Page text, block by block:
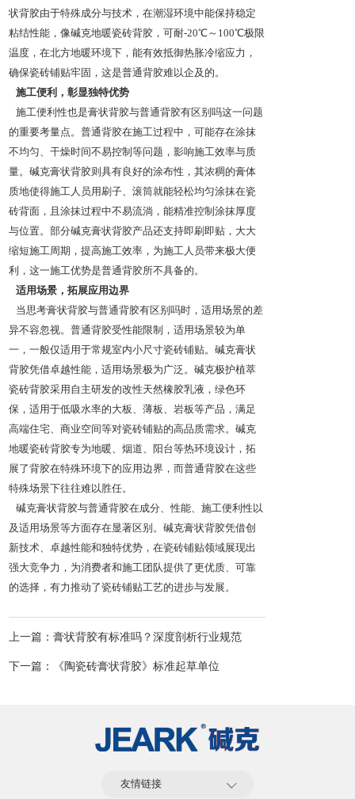
状背胶由于特殊成分与技术，在潮湿环境中能保持稳定
粘结性能，像碱克地暖瓷砖背胶，可耐-20℃～100℃极限
温度，在北方地暖环境下，能有效抵御热胀冷缩应力，
确保瓷砖铺贴牢固，这是普通背胶难以企及的。​
施工便利，彰显独特优势​
施工便利性也是膏状背胶与普通背胶有区别吗这一问题
的重要考量点。普通背胶在施工过程中，可能存在涂抹
不均匀、干燥时间不易控制等问题，影响施工效率与质
量。碱克膏状背胶则具有良好的涂布性，其浓稠的膏体
质地使得施工人员用刷子、滚筒就能轻松均匀涂抹在瓷
砖背面，且涂抹过程中不易流淌，能精准控制涂抹厚度
与位置。部分碱克膏状背胶产品还支持即刷即贴，大大
缩短施工周期，提高施工效率，为施工人员带来极大便
利，这一施工优势是普通背胶所不具备的。​
适用场景，拓展应用边界​
当思考膏状背胶与普通背胶有区别吗时，适用场景的差
异不容忽视。普通背胶受性能限制，适用场景较为单
一，一般仅适用于常规室内小尺寸瓷砖铺贴。碱克膏状
背胶凭借卓越性能，适用场景极为广泛。碱克极护植萃
瓷砖背胶采用自主研发的改性天然橡胶乳液，绿色环
保，适用于低吸水率的大板、薄板、岩板等产品，满足
高端住宅、商业空间等对瓷砖铺贴的高品质需求。碱克
地暖瓷砖背胶专为地暖、烟道、阳台等热环境设计，拓
展了背胶在特殊环境下的应用边界，而普通背胶在这些
特殊场景下往往难以胜任。​
碱克膏状背胶与普通背胶在成分、性能、施工便利性以
及适用场景等方面存在显著区别。碱克膏状背胶凭借创
新技术、卓越性能和独特优势，在瓷砖铺贴领域展现出
强大竞争力，为消费者和施工团队提供了更优质、可靠
的选择，有力推动了瓷砖铺贴工艺的进步与发展。
上一篇：膏状背胶有标准吗？深度剖析行业规范
下一篇：《陶瓷砖膏状背胶》标准起草单位
友情链接